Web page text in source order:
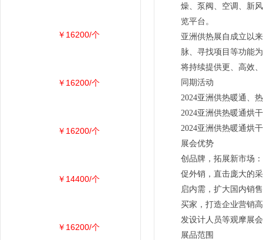
燥、泵阀、空调、新
览平台。
亚洲供热展自成立以
脉、寻找项目等功能
将持续提供更、高效
同期活动
2024亚洲供热暖通、
2024亚洲供热暖通烘
2024亚洲供热暖通烘
展会优势
创品牌，拓展新市场
促外销，直击庞大的
启内需，扩大国内销
买家，打造企业营销
发设计人员等观摩展
展品范围
￥16200/个
￥16200/个
￥16200/个
￥14400/个
￥16200/个